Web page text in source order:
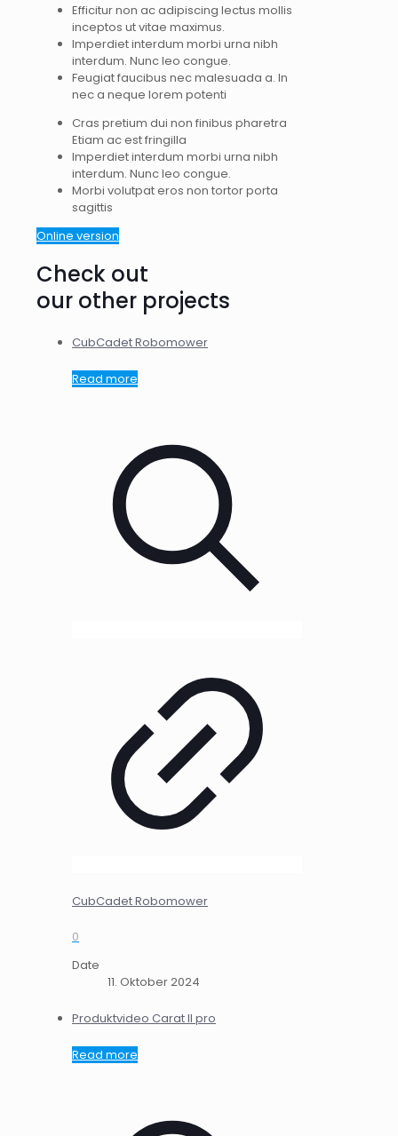
Efficitur non ac adipiscing lectus mollis
inceptos ut vitae maximus.
Imperdiet interdum morbi urna nibh
interdum. Nunc leo congue.
Feugiat faucibus nec malesuada a. In
nec a neque lorem potenti
Cras pretium dui non finibus pharetra
Etiam ac est fringilla
Imperdiet interdum morbi urna nibh
interdum. Nunc leo congue.
Morbi volutpat eros non tortor porta
sagittis
Online version
Check out
our other projects
CubCadet Robomower
Read more
CubCadet Robomower
0
Date
11. Oktober 2024
Produktvideo Carat II pro
Read more